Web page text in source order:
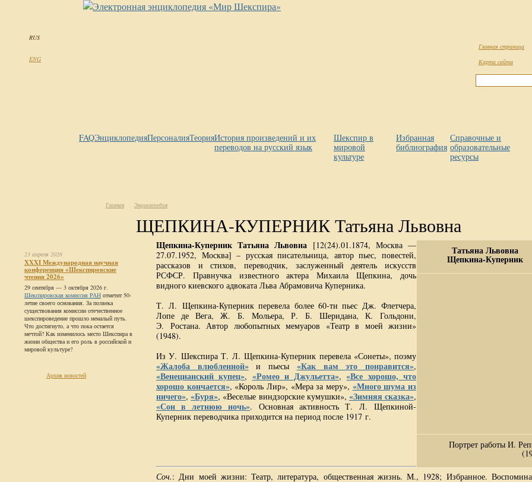
RUS
ENG
Главная страница
Карта сайта
FAQЭнциклопедияПерсоналияТеорияИстория произведений и их
переводов на русский язык
Шекспир в
мировой
культуре
Избранная
библиография
Справочные и
образовательные
ресурсы
Главная Энциклопедия
ЩЕПКИНА-КУПЕРНИК Татьяна Львовна
23 апреля 2026
XXXI Международная научная
конференция «Шекспировские
чтения 2026»
29 сентября — 3 октября 2026 г.
Шекспировская комиссия РАН отметит 50-
летие своего основания. За полвека
существования комиссии отечественное
шекспироведение прошло немалый путь.
Что достигнуто, а что пока остается
мечтой? Как изменилось место Шекспира в
жизни общества и его роль в российской и
мировой культуре?
Архив новостей
Татьяна Львовна
Щепкина-Куперник
Портрет работы И.
Щепкина-Куперник Татьяна Львовна [12(24).01.1874, Москва —
27.07.1952, Москва] – русская писательница, автор пьес, повестей,
рассказов и стихов, переводчик, заслуженный деятель искусств
РСФСР. Правнучка известного актера Михаила Щепкина, дочь
видного киевского адвоката Льва Абрамовича Куперника.
Т. Л. Щепкина-Куперник перевела более 60-ти пьес Дж. Флетчера,
Лопе де Вега, Ж. Б. Мольера, Р. Б. Шеридана, К. Гольдони,
Э. Ростана. Автор любопытных мемуаров «Театр в моей жизни»
(1948).
Из У. Шекспира Т. Л. Щепкина-Куперник перевела «Сонеты», поэму
«Жалоба влюбленной»и пьесы «Как вам это понравится»,
«Венецианский купец», «Ромео и Джульетта»,«Все хорошо, что
хорошо кончается», «Король Лир», «Мера за меру», «Много шума из
ничего»,«Буря», «Веселые виндзорские кумушки», «Зимняя сказка»,
«Сон в летнюю ночь». Основная активность Т. Л. Щепкиной-
Куперник переводчика приходится на период после 1917 г.
Соч.: Дни моей жизни: Театр, литература, общественная жизнь. М., 1928; Избранное.